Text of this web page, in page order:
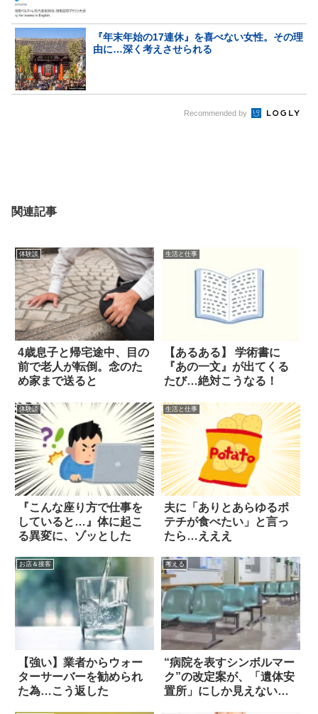
『年末年始の17連休』を喜べない女性。その理
由に…深く考えさせられる
Recommended by
関連記事
体験談
4歳息子と帰宅途中、目の
前で老人が転倒。念のた
め家まで送ると
生活と仕事
【あるある】 学術書に
『あの一文』が出てくる
たび…絶対こうなる！
体験談
『こんな座り方で仕事を
していると…』体に起こ
る異変に、ゾッとした
生活と仕事
夫に「ありとあらゆるポ
テチが食べたい」と言っ
たら…えええ
お店＆接客
【強い】業者からウォー
ターサーバーを勧められ
た為…こう返した
考える
“病院を表すシンボルマー
ク”の改定案が、「遺体安
置所」にしか見えないと